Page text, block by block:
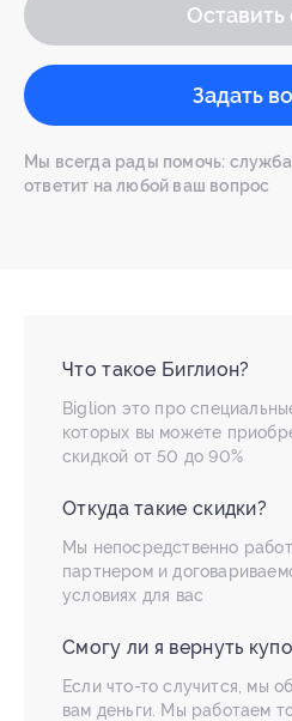
Оставить
Задать
Мы всегда рады помочь:
ответит на любой ваш вопрос
Что такое Биглион?
Biglion это про
которых вы можете
скидкой от 50 до 90%
Откуда такие скидки?
Мы непосредственно
партнером и
условиях для вас
Смогу ли я вернуть
Если что-то случится, мы
вам деньги. Мы работаем